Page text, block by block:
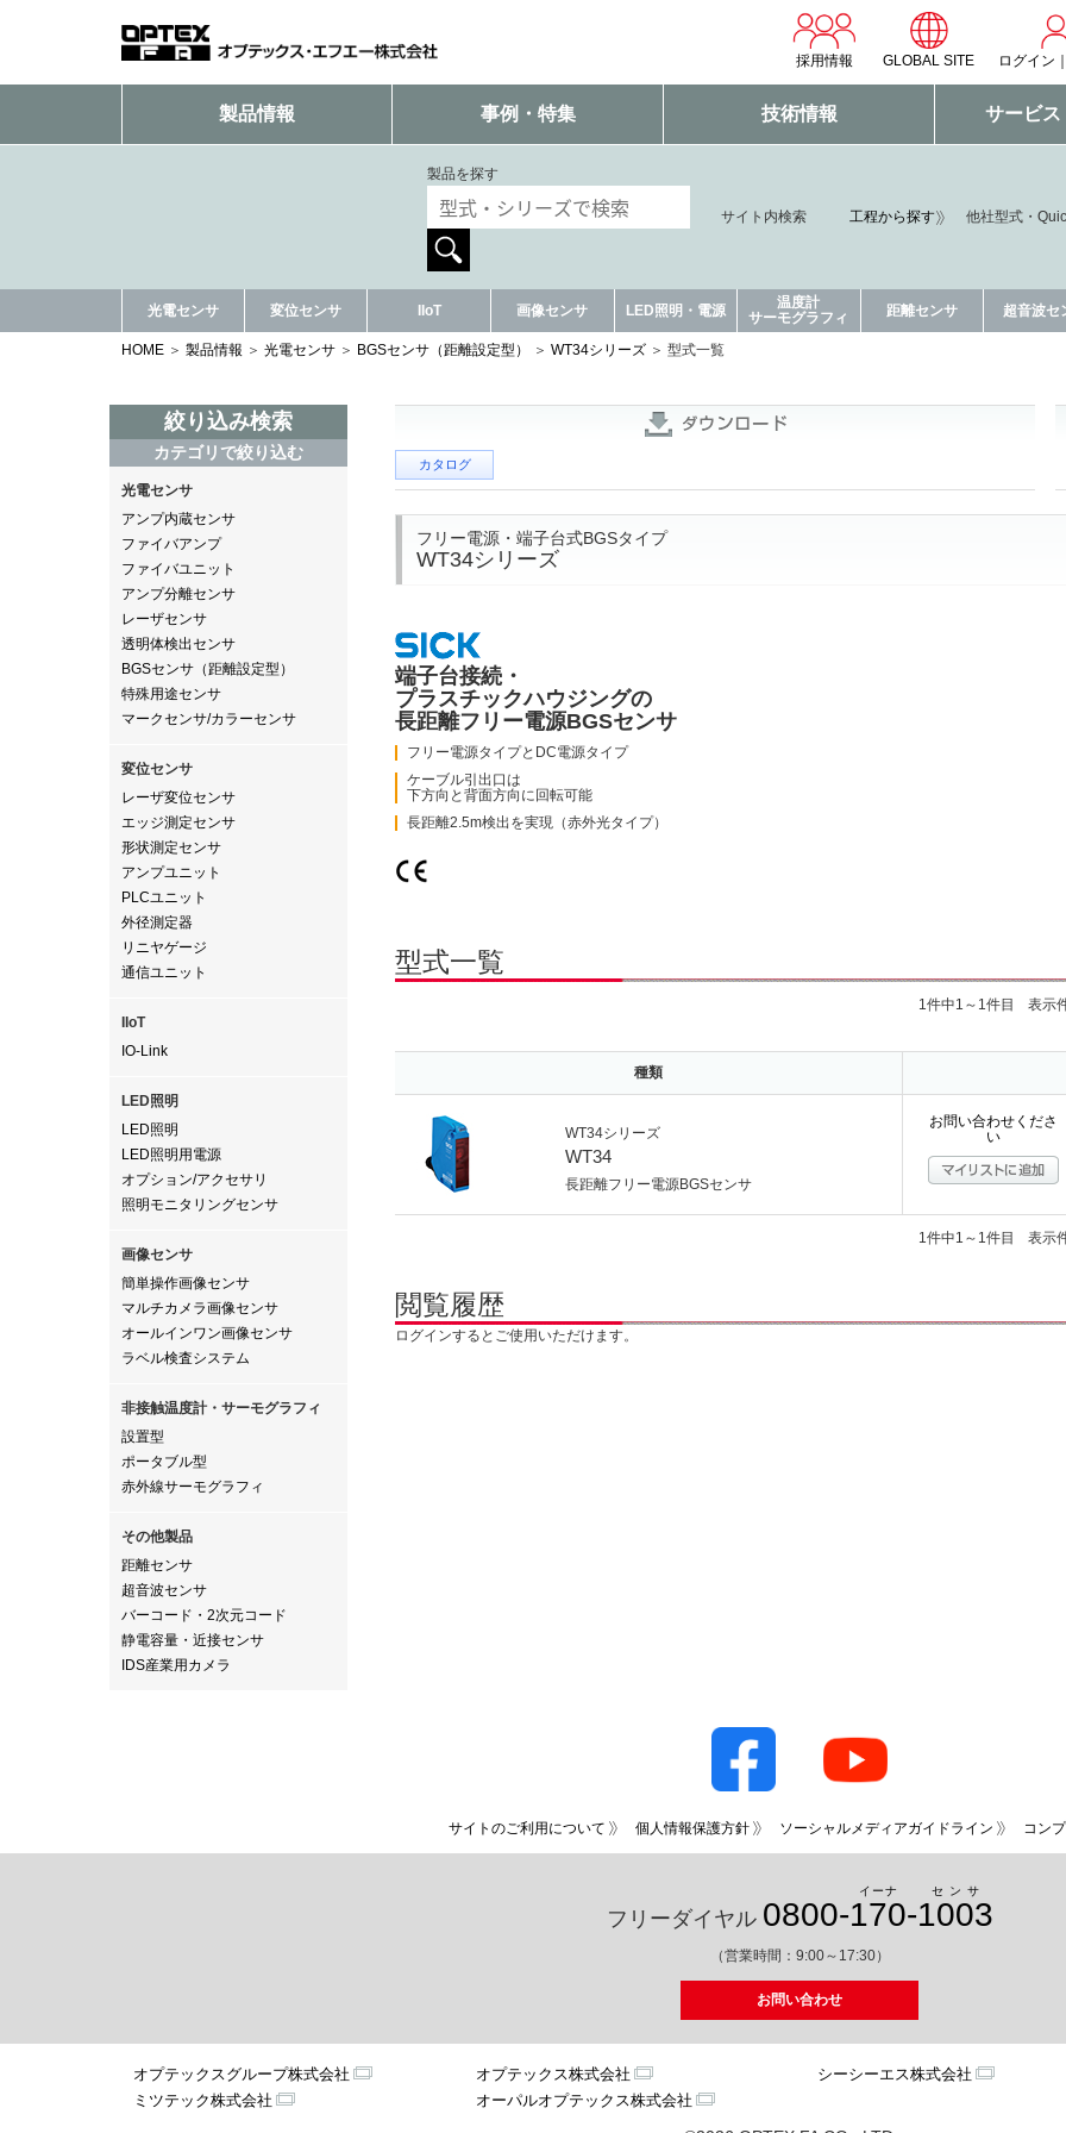
採用情報 GLOBAL SITE ログイン
製品情報 事例・特集 技術情報 サービス
製品を探す
サイト内検索 工程から探す 他社型式・
光電センサ 変位センサ IIoT 画像センサ LED照明・電源
温度計
サーモグラフィ
距離センサ 超音波セ
HOME 製品情報 光電センサ BGSセンサ（距離設定型） WT34シリーズ 型式一覧
絞り込み検索
カテゴリで絞り込む
光電センサ
アンプ内蔵センサ
ファイバアンプ
ファイバユニット
アンプ分離センサ
レーザセンサ
透明体検出センサ
BGSセンサ（距離設定型）
特殊用途センサ
マークセンサ/カラーセンサ
変位センサ
レーザ変位センサ
エッジ測定センサ
形状測定センサ
アンプユニット
PLCユニット
外径測定器
リニヤゲージ
通信ユニット
IIoT
IO-Link
LED照明
LED照明
LED照明用電源
オプション/アクセサリ
照明モニタリングセンサ
画像センサ
簡単操作画像センサ
マルチカメラ画像センサ
オールインワン画像センサ
ラベル検査システム
非接触温度計・サーモグラフィ
設置型
ポータブル型
赤外線サーモグラフィ
その他製品
距離センサ
超音波センサ
バーコード・2次元コード
静電容量・近接センサ
IDS産業用カメラ
カタログ
フリー電源・端子台式BGSタイプ
WT34シリーズ
端子台接続・
プラスチックハウジングの
長距離フリー電源BGSセンサ
フリー電源タイプとDC電源タイプ
ケーブル引出口は
下方向と背面方向に回転可能
長距離2.5m検出を実現（赤外光タイプ）
型式一覧
表示
1件中1～1件目
種類
WT34シリーズ
WT34
長距離フリー電源BGSセンサ
お問い合わせくださ
い
表示
1件中1～1件目
閲覧履歴
ログインするとご使用いただけます。
サイトのご利用について 個人情報保護方針 ソーシャルメディアガイドライン コン
フリーダイヤル 0800-170
イーナ
-1003
センサ
（営業時間：9:00～17:30）
お問い合わせ
オプテックスグループ株式会社 オプテックス株式会社 シーシーエス株式会社
ミツテック株式会社
オーパルオプテックス株式会社